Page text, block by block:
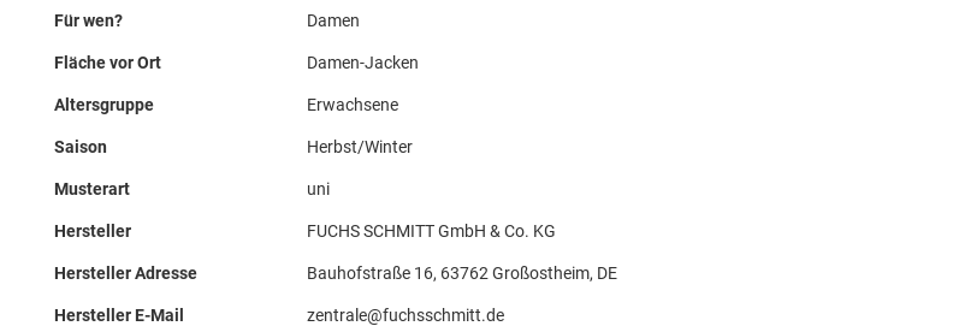
Für wen? Damen
Fläche vor Ort Damen-Jacken
Altersgruppe Erwachsene
Saison Herbst/Winter
Musterart uni
Hersteller FUCHS SCHMITT GmbH & Co. KG
Hersteller Adresse Bauhofstraße 16, 63762 Großostheim, DE
Hersteller E-Mail zentrale@fuchsschmitt.de